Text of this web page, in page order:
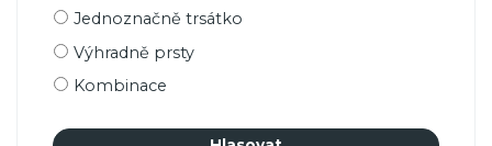
Možnosti
Jednoznačně trsátko
Výhradně prsty
Kombinace